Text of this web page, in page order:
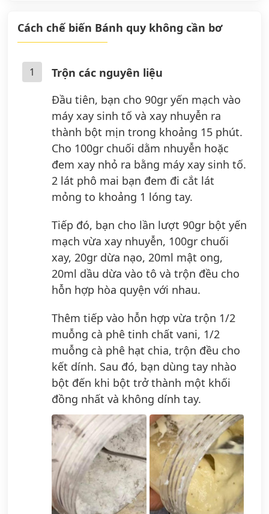
Cách chế biến Bánh quy không cần bơ
1
Trộn các nguyên liệu
Đầu tiên, bạn cho 90gr yến mạch vào
máy xay sinh tố và xay nhuyễn ra
thành bột mịn trong khoảng 15 phút.
Cho 100gr chuối dằm nhuyễn hoặc
đem xay nhỏ ra bằng máy xay sinh tố.
2 lát phô mai bạn đem đi cắt lát
mỏng to khoảng 1 lóng tay.
Tiếp đó, bạn cho lần lượt 90gr bột yến
mạch vừa xay nhuyễn, 100gr chuối
xay, 20gr dừa nạo, 20ml mật ong,
20ml dầu dừa vào tô và trộn đều cho
hỗn hợp hòa quyện với nhau.
Thêm tiếp vào hỗn hợp vừa trộn 1/2
muỗng cà phê tinh chất vani, 1/2
muỗng cà phê hạt chia, trộn đều cho
kết dính. Sau đó, bạn dùng tay nhào
bột đến khi bột trở thành một khối
đồng nhất và không dính tay.